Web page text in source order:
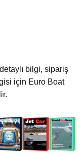
bilgi, sipariş
için Euro Boat